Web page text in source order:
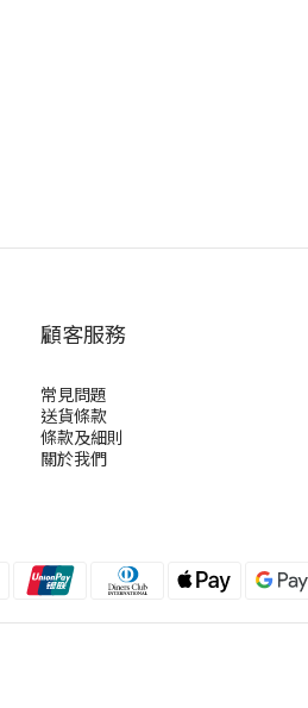
顧客服務
常見問題
送貨條款
條款及細則
關於我們